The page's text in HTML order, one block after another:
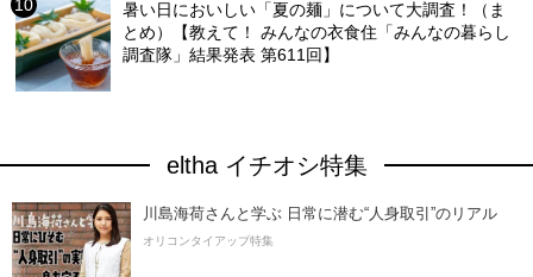
暑い日においしい「夏の麺」について大調査！（ま
とめ）【教えて！ みんなの衣食住「みんなの暮らし
調査隊」結果発表 第611回】
eltha イチオシ特集
川島海荷さんと学ぶ 日常に潜む“人身取引”のリアル
オリコンタイアップ特集